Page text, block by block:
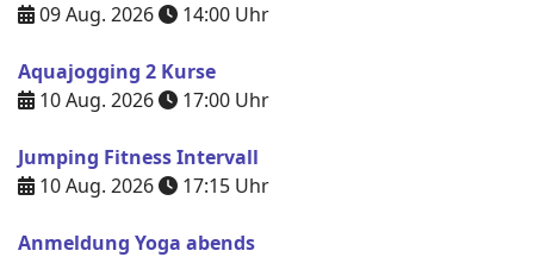
09 Aug. 2026
14:00 Uhr
Aquajogging 2 Kurse
10 Aug. 2026
17:00 Uhr
Jumping Fitness Intervall
10 Aug. 2026
17:15 Uhr
Anmeldung Yoga abends